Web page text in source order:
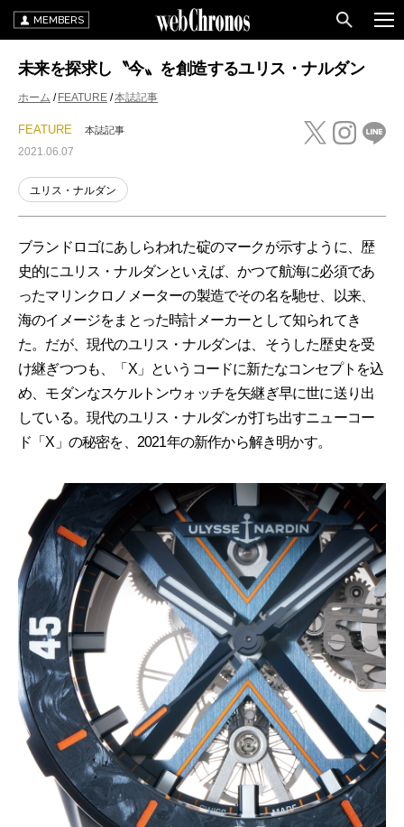
MEMBERS
未来を探求し〝今〟を創造するユリス・ナルダン
ホーム FEATURE 本誌記事
FEATURE 本誌記事
2021.06.07
ユリス・ナルダン
ブランドロゴにあしらわれた碇のマークが示すように、歴
史的にユリス・ナルダンといえば、かつて航海に必須であ
ったマリンクロノメーターの製造でその名を馳せ、以来、
海のイメージをまとった時計メーカーとして知られてき
た。だが、現代のユリス・ナルダンは、そうした歴史を受
け継ぎつつも、「X」というコードに新たなコンセプトを込
め、モダンなスケルトンウォッチを矢継ぎ早に世に送り出
している。現代のユリス・ナルダンが打ち出すニューコー
ド「X」の秘密を、2021年の新作から解き明かす。